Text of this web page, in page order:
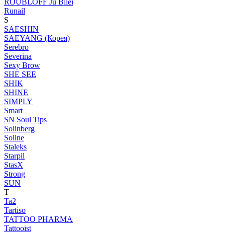
ROUBLOFF Ju Bilei
Runail
S
SAESHIN
SAEYANG (Корея)
Serebro
Severina
Sexy Brow
SHE SEE
SHIK
SHINE
SIMPLY
Smart
SN Soul Tips
Solinberg
Soline
Staleks
Starpil
StasX
Strong
SUN
T
Ta2
Tartiso
TATTOO PHARMA
Tattooist